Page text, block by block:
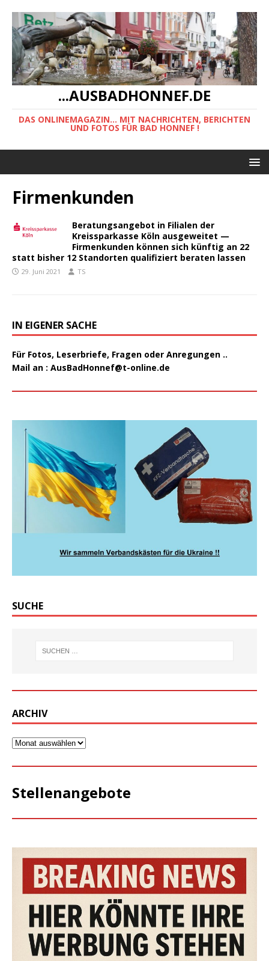
...AUSBADHONNEF.DE
DAS ONLINEMAGAZIN... MIT NACHRICHTEN, BERICHTEN
UND FOTOS FÜR BAD HONNEF !
Firmenkunden
Beratungsangebot in Filialen der
Kreissparkasse Köln ausgeweitet —
Firmenkunden können sich künftig an 22
statt bisher 12 Standorten qualifiziert beraten lassen
29. Juni 2021 TS
IN EIGENER SACHE
Für Fotos, Leserbriefe, Fragen oder Anregungen ..
Mail an : AusBadHonnef@t-online.de
SUCHE
ARCHIV
Stellenangebote